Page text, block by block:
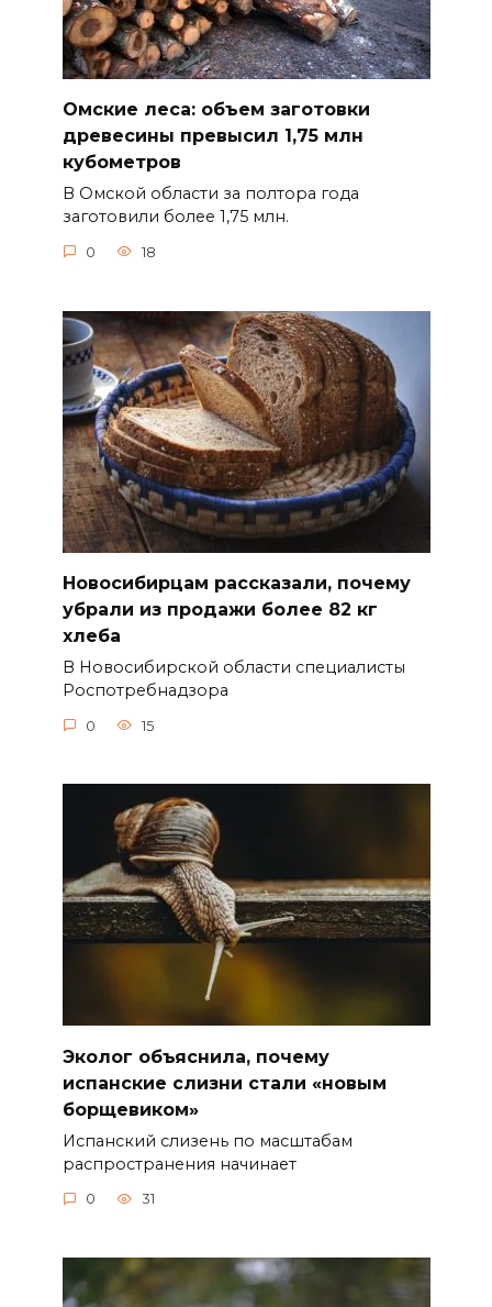
Омские леса: объем заготовки
древесины превысил 1,75 млн
кубометров
В Омской области за полтора года
заготовили более 1,75 млн.
0 18
Новосибирцам рассказали, почему
убрали из продажи более 82 кг
хлеба
В Новосибирской области специалисты
Роспотребнадзора
0 15
Эколог объяснила, почему
испанские слизни стали «новым
борщевиком»
Испанский слизень по масштабам
распространения начинает
0 31